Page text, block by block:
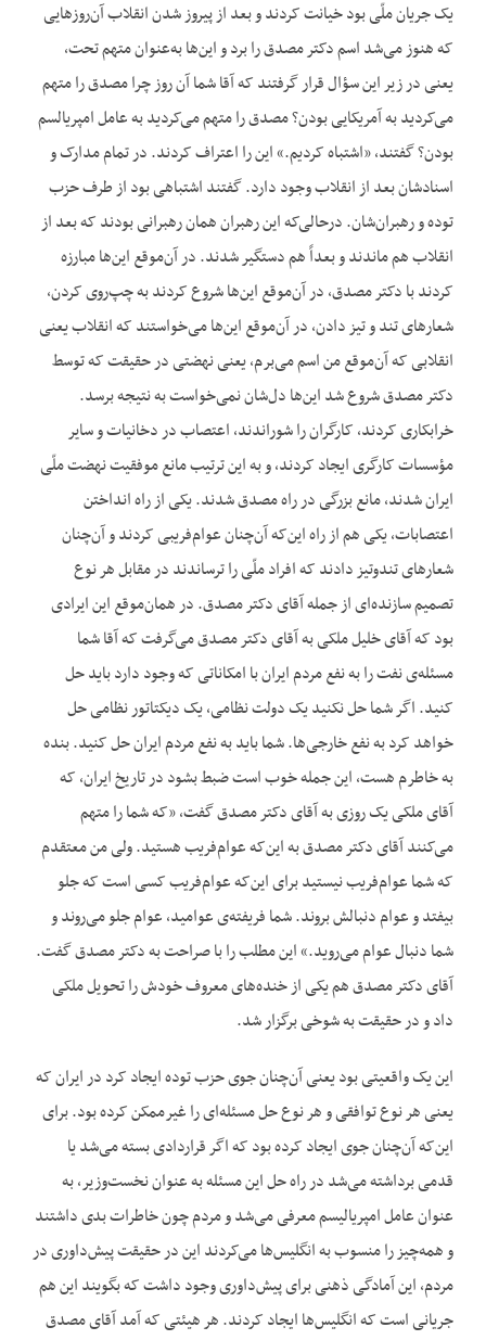
یک جریان ملّی بود خیانت کردند و بعد از پیروز شدن انقلاب آن‌روزهایی
که هنوز می‌شد اسم دکتر مصدق را برد و این‌ها به‌عنوان متهم تحت،
یعنی در زیر این سؤال قرار گرفتند که آقا شما آن روز چرا مصدق را متهم
می‌کردید به آمریکایی بودن؟ مصدق را متهم می‌کردید به عامل امپریالسم
بودن؟ گفتند، «اشتباه کردیم.» این را اعتراف کردند. در تمام مدارک و
اسنادشان بعد از انقلاب وجود دارد. گفتند اشتباهی بود از طرف حزب
توده و رهبران‌شان. درحالی‌که این رهبران همان رهبرانی بودند که بعد از
انقلاب هم ماندند و بعداً هم دستگیر شدند. در آن‌موقع این‌ها مبارزه
کردند با دکتر مصدق، در آن‌موقع این‌ها شروع کردند به چپ‌روی کردن،
شعارهای تند و تیز دادن، در آن‌موقع این‌ها می‌خواستند که انقلاب یعنی
انقلابی که آن‌موقع من اسم می‌برم، یعنی نهضتی در حقیقت که توسط
دکتر مصدق شروع شد این‌ها دل‌شان نمی‌خواست به نتیجه برسد.
خرابکاری کردند، کارگران را شوراندند، اعتصاب در دخانیات و سایر
مؤسسات کارگری ایجاد کردند، و به این ترتیب مانع موفقیت نهضت ملّی
ایران شدند، مانع بزرگی در راه مصدق شدند. یکی از راه انداختن
اعتصابات، یکی هم از راه این‌که آن‌چنان عوام‌فریبی کردند و آن‌چنان
شعارهای تندوتیز دادند که افراد ملّی را ترساندند در مقابل هر نوع
تصمیم سازنده‌ای از جمله آقای دکتر مصدق. در همان‌موقع این ایرادی
بود که آقای خلیل ملکی به آقای دکتر مصدق می‌گرفت که آقا شما
مسئله‌ی نفت را به نفع مردم ایران با امکاناتی که وجود دارد باید حل
کنید. اگر شما حل نکنید یک دولت نظامی، یک دیکتاتور نظامی حل
خواهد کرد به نفع خارجی‌ها. شما باید به نفع مردم ایران حل کنید. بنده
به خاطرم هست، این جمله خوب است ضبط بشود در تاریخ ایران، که
آقای ملکی یک روزی به آقای دکتر مصدق گفت، «که شما را متهم
می‌کنند آقای دکتر مصدق به این‌که عوام‌فریب هستید. ولی من معتقدم
که شما عوام‌فریب نیستید برای این‌که عوام‌فریب کسی است که جلو
بیفتد و عوام دنبالش بروند. شما فریفته‌ی عوامید، عوام جلو می‌روند و
شما دنبال عوام می‌روید.» این مطلب را با صراحت به دکتر مصدق گفت.
آقای دکتر مصدق هم یکی از خنده‌های معروف خودش را تحویل ملکی
داد و در حقیقت به شوخی برگزار شد.
این یک واقعیتی بود یعنی آن‌چنان جوی حزب توده ایجاد کرد در ایران که
یعنی هر نوع توافقی و هر نوع حل مسئله‌ای را غیرممکن کرده بود. برای
این‌که آن‌چنان جوی ایجاد کرده بود که اگر قراردادی بسته می‌شد یا
قدمی برداشته می‌شد در راه حل این مسئله به عنوان نخست‌وزیر، به
عنوان عامل امپریالیسم معرفی می‌شد و مردم چون خاطرات بدی داشتند
و همه‌چیز را منسوب به انگلیس‌ها می‌کردند این در حقیقت پیش‌داوری در
مردم، این آمادگی ذهنی برای پیش‌داوری وجود داشت که بگویند این هم
جریانی است که انگلیس‌ها ایجاد کردند. هر هیئتی که آمد آقای مصدق